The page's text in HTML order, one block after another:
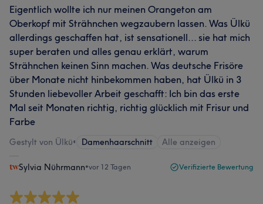
Eigentlich wollte ich nur meinen Orangeton am
Oberkopf mit Strähnchen wegzaubern lassen. Was Ülkü
allerdings geschaffen hat, ist sensationell... sie hat mich
super beraten und alles genau erklärt, warum
Strähnchen keinen Sinn machen. Was deutsche Frisöre
über Monate nicht hinbekommen haben, hat Ülkü in 3
Stunden liebevoller Arbeit geschafft: Ich bin das erste
Mal seit Monaten richtig, richtig glücklich mit Frisur und
Farbe
Gestylt von Ülkü• Damenhaarschnitt Alle anzeigen
Sylvia Nührmann•vor 12 Tagen Verifizierte Bewertung